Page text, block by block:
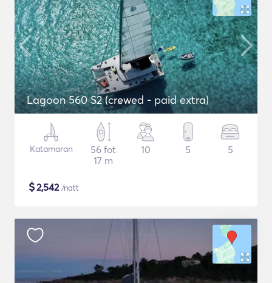
Lagoon 560 S2 (crewed - paid extra)
Katamaran
56 fot
17 m
10 5 5
$2,542/natt